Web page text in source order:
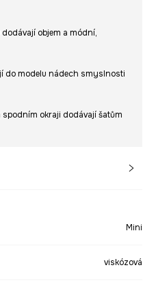
objem a módní,
do modelu nádech smyslnosti
spodním okraji dodávají šatům
Mini
viskózová